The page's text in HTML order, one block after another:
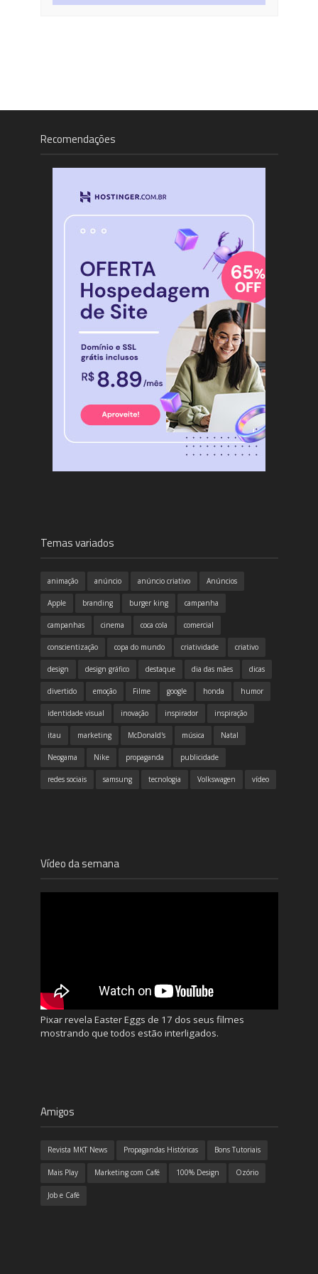
Recomendações
Temas variados
animação anúncio anúncio criativo Anúncios
Apple branding burger king campanha
campanhas cinema coca cola comercial
conscientização copa do mundo criatividade criativo
design design gráfico destaque dia das mães dicas
divertido emoção Filme google honda humor
identidade visual inovação inspirador inspiração
itau marketing McDonald's música Natal
Neogama Nike propaganda publicidade
redes sociais samsung tecnologia Volkswagen vídeo
Vídeo da semana
Pixar revela Easter Eggs de 17 dos seus filmes
mostrando que todos estão interligados.
Amigos
Revista MKT News Propagandas Históricas Bons Tutoriais
Mais Play Marketing com Café 100% Design Ozório
Job e Café